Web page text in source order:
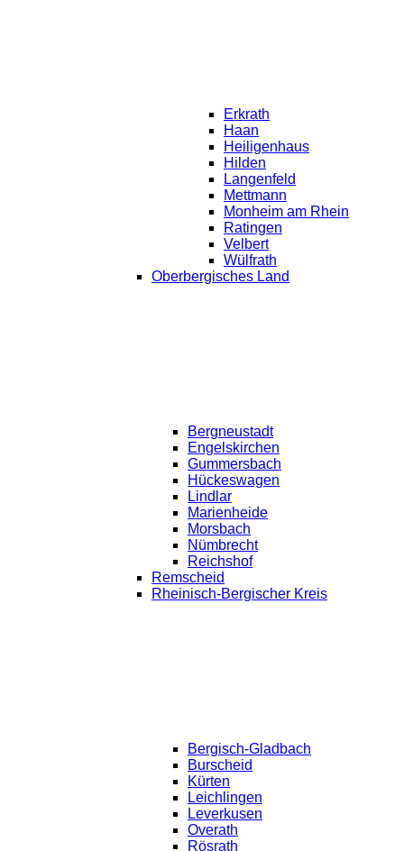
Erkrath
Haan
Heiligenhaus
Hilden
Langenfeld
Mettmann
Monheim am Rhein
Ratingen
Velbert
Wülfrath
Oberbergisches Land
Bergneustadt
Engelskirchen
Gummersbach
Hückeswagen
Lindlar
Marienheide
Morsbach
Nümbrecht
Reichshof
Remscheid
Rheinisch-Bergischer Kreis
Bergisch-Gladbach
Burscheid
Kürten
Leichlingen
Leverkusen
Overath
Rösrath